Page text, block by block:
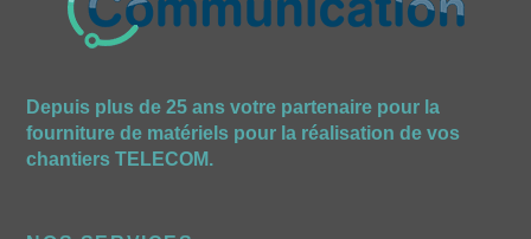
Depuis plus de 25 ans votre partenaire pour la
fourniture de matériels pour la réalisation de vos
chantiers TELECOM.